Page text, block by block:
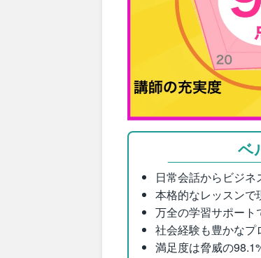
ベ
日常会話からビジ
本格的なレッスンで
万全の学習サポート
社会経験も豊かなプ
満足度は脅威の